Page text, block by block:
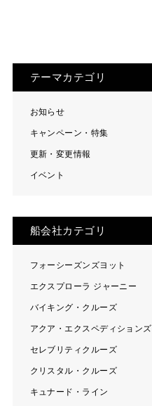
テーマカテゴリ
お知らせ
キャンペーン・特集
更新・変更情報
イベント
船会社カテゴリ
フォーシーズンズヨット
エクスプローラ ジャーニー
バイキング・クルーズ
アクア・エクスペディションズ
セレブリティクルーズ
クリスタル・クルーズ
キュナード・ライン